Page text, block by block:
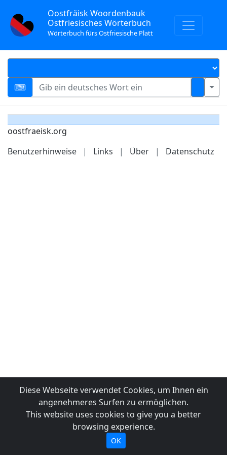
Oostfräisk Woordenbauk
Ostfriesisches Wörterbuch
Wörterbuch fürs Ostfriesische Platt
oostfraeisk.org
Benutzerhinweise
| Links | Über | Datenschutz
Diese Webseite verwendet Cookies, um Ihnen ein
angenehmeres Surfen zu ermöglichen.
This website uses cookies to give you a better
browsing experience.
OK